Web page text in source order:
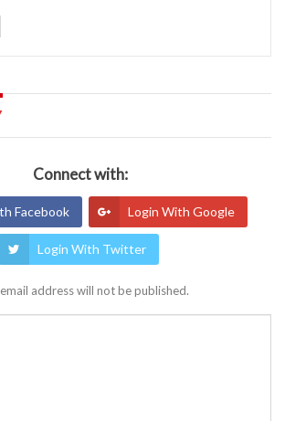
Connect with:
Facebook Login With Google
Login With Twitter
address will not be published.